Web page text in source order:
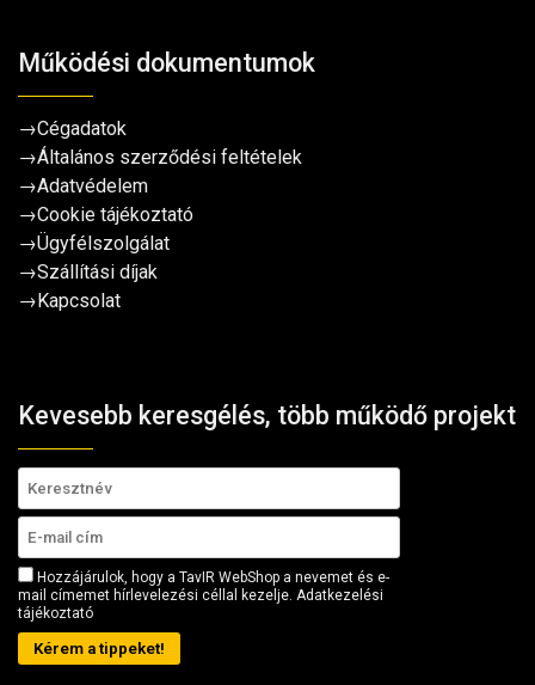
Működési dokumentumok
→Cégadatok
→Általános szerződési feltételek
→Adatvédelem
→Cookie tájékoztató
→Ügyfélszolgálat
→Szállítási díjak
→Kapcsolat
Kevesebb keresgélés, több működő projekt
Hozzájárulok, hogy a TavIR WebShop a nevemet és e-
mail címemet hírlevelezési céllal kezelje. Adatkezelési
tájékoztató
Kérem a tippeket!